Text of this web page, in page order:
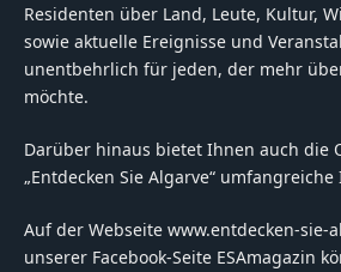
Residenten über Land, Leute, Kultur,
sowie aktuelle Ereignisse und
unentbehrlich für jeden, der mehr
möchte.
Darüber hinaus bietet Ihnen auch die
„Entdecken Sie Algarve“
Auf der Webseite www.entdecken-sie-
unserer Facebook-Seite ESAmagazin